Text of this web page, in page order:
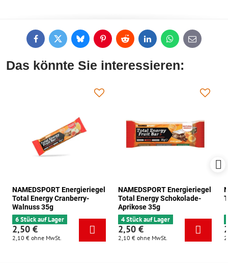
FacebookTwitterBlueskyPinterestReddit LinkedInWhatsApp
E-
mail
Das könnte Sie interessieren:
NAMEDSPORT Energieriegel
Total Energy Cranberry-
Walnuss 35g
6 Stück auf Lager
2,50 €
2,10 € ohne MwSt.
NAMEDSPORT Energieriegel
Total Energy Schokolade-
Aprikose 35g
4 Stück auf Lager
2,50 €
2,10 € ohne MwSt.